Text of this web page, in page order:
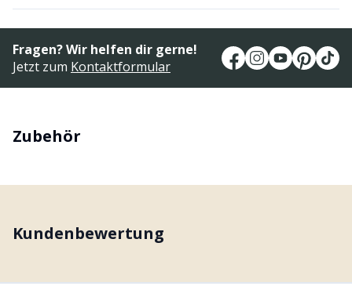
Fragen? Wir helfen dir gerne!
Jetzt zum Kontaktformular
Zubehör
Kundenbewertung